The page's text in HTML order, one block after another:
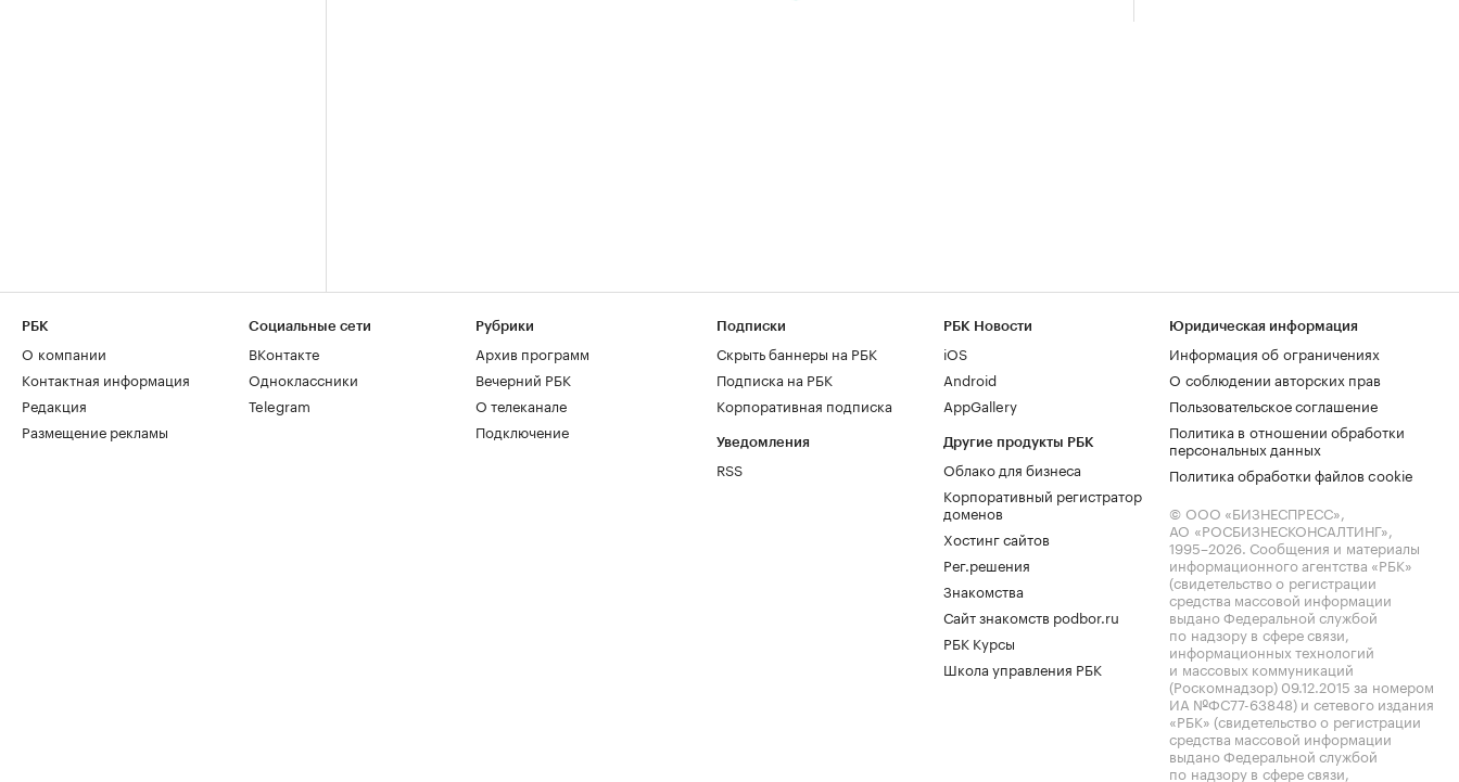
РБК
О компании
Контактная информация
Редакция
Размещение рекламы
Социальные сети
ВКонтакте
Одноклассники
Telegram
Рубрики
Архив программ
Вечерний РБК
О телеканале
Подключение
Подписки
Скрыть баннеры на РБК
Подписка на РБК
Корпоративная подписка
Уведомления
RSS
РБК Новости
iOS
Android
AppGallery
Другие продукты РБК
Облако для бизнеса
Корпоративный регистратор
доменов
Хостинг сайтов
Рег.решения
Знакомства
Сайт знакомств podbor.ru
РБК Курсы
Школа управления РБК
Юридическая информация
Информация об ограничениях
О соблюдении авторских прав
Пользовательское соглашение
Политика в отношении обработки
персональных данных
Политика обработки файлов cookie
© ООО «БИЗНЕСПРЕСС»,
АО «РОСБИЗНЕСКОНСАЛТИНГ»,
1995–2026. Сообщения и материалы
информационного агентства «РБК»
(свидетельство о регистрации
средства массовой информации
выдано Федеральной службой
по надзору в сфере связи,
информационных технологий
и массовых коммуникаций
(Роскомнадзор) 09.12.2015 за номером
ИА №ФС77-63848) и сетевого издания
«РБК» (свидетельство о регистрации
средства массовой информации
выдано Федеральной службой
по надзору в сфере связи,